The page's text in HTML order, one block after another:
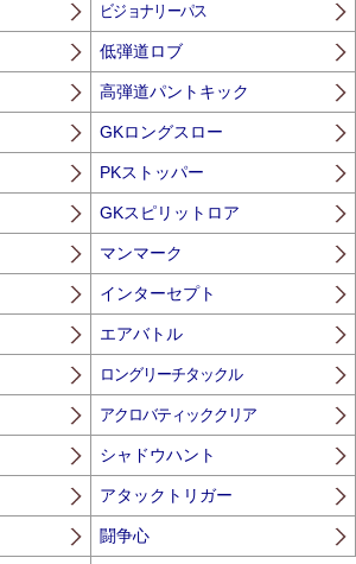
ビジョナリーパス
低弾道ロブ
高弾道パントキック
GKロングスロー
PKストッパー
GKスピリットロア
マンマーク
インターセプト
エアバトル
ロングリーチタックル
アクロバティッククリア
シャドウハント
アタックトリガー
闘争心